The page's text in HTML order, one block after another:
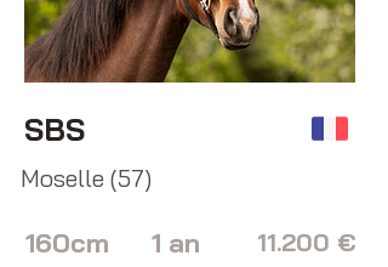
SBS
Moselle (57)
160cm 1 an 11.200 €